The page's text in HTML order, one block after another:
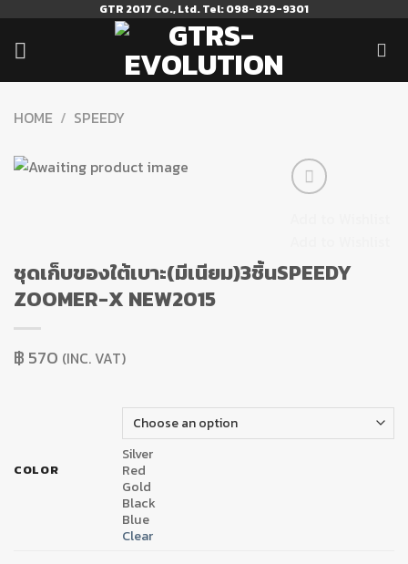
content
GTR 2017 Co., Ltd. Tel: 098-829-9301
HOME / SPEEDY
ชุดเก็บของใต้เบาะ(มีเนียม)3ชิ้นSPEEDY
ZOOMER-X NEW2015
฿ 570 (INC. VAT)
COLOR
Silver
Red
Gold
Black
Blue
Clear